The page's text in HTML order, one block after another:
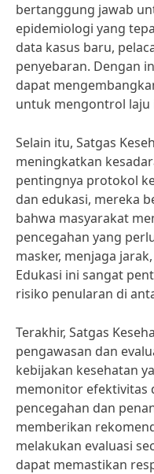
bertanggung jawab
epidemiologi yang
data kasus baru,
penyebaran. Dengan
dapat
untuk mengontrol laju
Selain itu, Satgas
meningkatkan
pentingnya protokol
dan edukasi, mereka
bahwa masyarakat
pencegahan yang
masker, menjaga
Edukasi ini sangat
risiko penularan di
Terakhir, Satgas
pengawasan dan
kebijakan kesehatan
memonitor efektivitas
pencegahan dan
memberikan
melakukan evaluasi
dapat memastikan